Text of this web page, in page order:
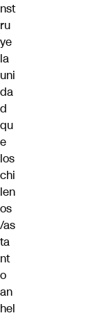
nst
ru
ye
la
uni
da
d
qu
e
los
chi
len
os
/as
ta
nt
o
an
hel